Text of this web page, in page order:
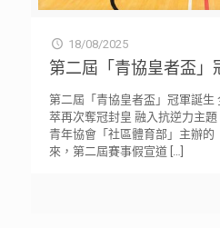
18/08/2025
第二屆「青協皇者盃」
第二屆「青協皇者盃」冠軍誕生
萃再次奪冠封皇 融入抗逆力主
青年協會「社區體育部」主辦的
來，第二屆賽事假宣道[…]